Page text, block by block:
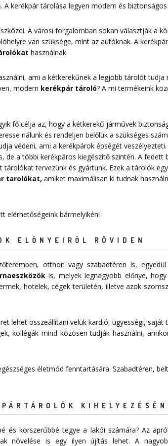
kerékpár tárolása legyen modern és biztonságos
A városi forgalomban sokan választják a
van szüksége, mint az autóknak. A
használnak.
ami a kétkerekűnek a legjobb tárolót tudja
modern kerékpár tároló? A mi termékeink
fő célja az, hogy a kétkerekű járművek
nálunk és rendeljen belőlük a szükséges
védeni, ami a kerékpárok épségét
a többi kerékpáros kiegészítő szintén. A fedett
tervezünk és gyártunk. Ezek a tárolók
tarolókat, amiket maximálisan ki tudnak
elérhetőségeink bármelyikén!
ELŐNYEIRŐL RÖVIDEN
otthon vagy szabadtéren is, egyedül
is, melyek legnagyobb előnye, hogy
hotelek, cégek területén, illetve azok
lehet összeállítani velük kardió, ügyességi, saját
kollégák mind közösen tudják használni,
életmód fenntartására. Szabadtéren,
és korszerűbbé tegye a lakói számára? Az
növelése is egy ilyen újítás lehet. A